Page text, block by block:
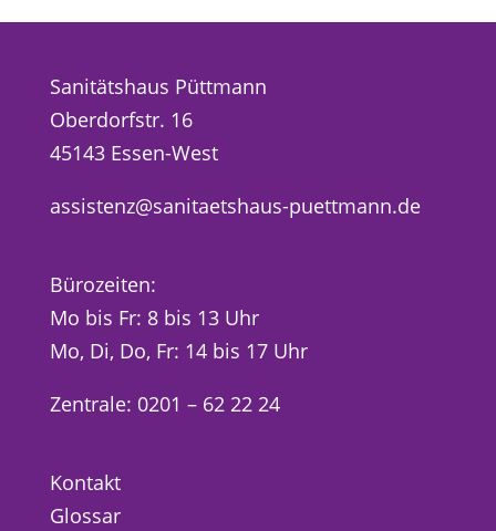
Sanitätshaus Püttmann
Oberdorfstr. 16
45143 Essen-West
assistenz@sanitaetshaus-puettmann.de
Bürozeiten:
Mo bis Fr: 8 bis 13 Uhr
Mo, Di, Do, Fr: 14 bis 17 Uhr
Zentrale: 0201 – 62 22 24
Kontakt
Glossar